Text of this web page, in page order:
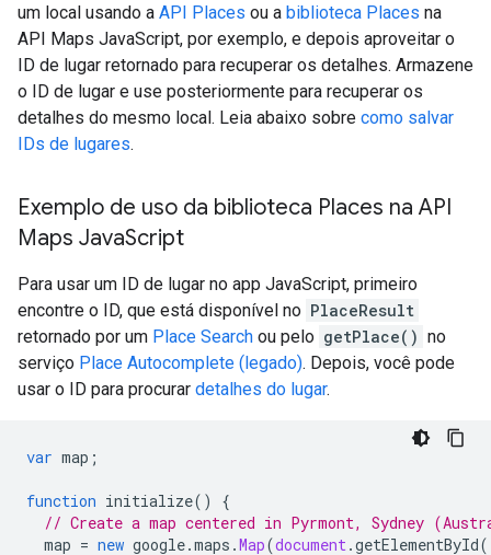
um local usando a API Places ou a biblioteca Places na
API Maps JavaScript, por exemplo, e depois aproveitar o
ID de lugar retornado para recuperar os detalhes. Armazene
o ID de lugar e use posteriormente para recuperar os
detalhes do mesmo local. Leia abaixo sobre como salvar
IDs de lugares.
Exemplo de uso da biblioteca Places na API
Maps JavaScript
Para usar um ID de lugar no app JavaScript, primeiro
encontre o ID, que está disponível no PlaceResult
retornado por um Place Search ou pelo getPlace() no
serviço Place Autocomplete (legado). Depois, você pode
usar o ID para procurar detalhes do lugar.
var map ;
function initialize()
{
// Create a map centered in Pyrmont, Sydney
map = new google.maps .Map(document.getElementById(